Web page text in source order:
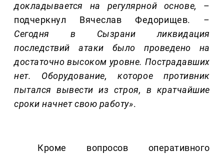
докладывается на регулярной основе,
–
подчеркнул Вячеслав Федорищев. –
Сегодня в Сызрани ликвидация
последствий атаки было проведено на
достаточно высоком уровне. Пострадавших
нет. Оборудование, которое противник
пытался вывести из строя, в кратчайшие
сроки начнет свою работу».
Кроме вопросов оперативного